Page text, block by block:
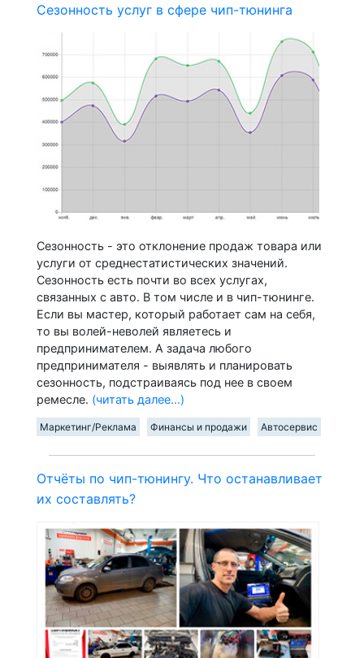
Сезонность услуг в сфере чип-тюнинга
Сезонность - это отклонение продаж товара или
услуги от среднестатистических значений.
Сезонность есть почти во всех услугах,
связанных с авто. В том числе и в чип-тюнинге.
Если вы мастер, который работает сам на себя,
то вы волей-неволей являетесь и
предпринимателем. А задача любого
предпринимателя - выявлять и планировать
сезонность, подстраиваясь под нее в своем
ремесле. (читать далее...)
Маркетинг/Реклама Финансы и продажи Автосервис
Отчёты по чип-тюнингу. Что останавливает
их составлять?